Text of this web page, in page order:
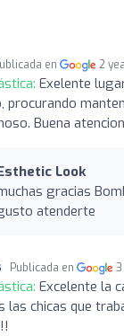
en 2
Exelente
procurando
Buena
Look
gracias
atenderte
Publicada en
Excelente la
las chicas que